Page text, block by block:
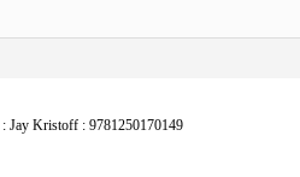
: Jay Kristoff : 9781250170149